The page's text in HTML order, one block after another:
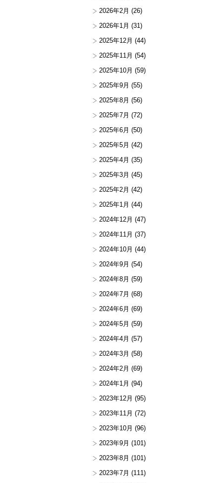
2026年2月 (26)
2026年1月 (31)
2025年12月 (44)
2025年11月 (54)
2025年10月 (59)
2025年9月 (55)
2025年8月 (56)
2025年7月 (72)
2025年6月 (50)
2025年5月 (42)
2025年4月 (35)
2025年3月 (45)
2025年2月 (42)
2025年1月 (44)
2024年12月 (47)
2024年11月 (37)
2024年10月 (44)
2024年9月 (54)
2024年8月 (59)
2024年7月 (68)
2024年6月 (69)
2024年5月 (59)
2024年4月 (57)
2024年3月 (58)
2024年2月 (69)
2024年1月 (94)
2023年12月 (95)
2023年11月 (72)
2023年10月 (96)
2023年9月 (101)
2023年8月 (101)
2023年7月 (111)